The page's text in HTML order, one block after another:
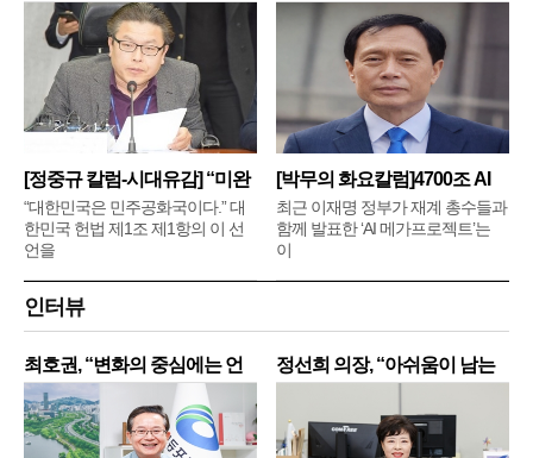
[정중규 칼럼-시대유감] “미완
“대한민국은 민주공화국이다.” 대
한민국 헌법 제1조 제1항의 이 선
언을
[박무의 화요칼럼]4700조 AI
메
최근 이재명 정부가 재계 총수들과
함께 발표한 ‘AI 메가프로젝트’는
이
인터뷰
최호권, “변화의 중심에는 언
제
정선희 의장, “아쉬움이 남는